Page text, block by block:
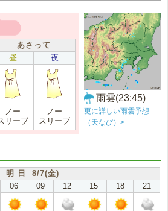
あさって
昼 夜
ノー
リーブ
ノー
スリーブ
雨雲(23:45)
更に詳しい雨雲予想
（天なび）>
明 日 8/7(金)
06 09 12 15 18 21